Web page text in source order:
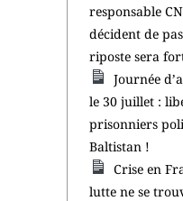
responsable
décident de
riposte sera
Journée
le 30 juillet :
prisonniers
Baltistan !
Crise en
lutte ne se